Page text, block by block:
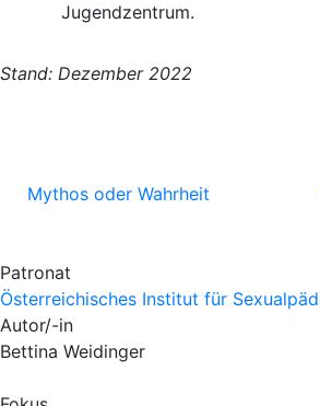
Jugendzentrum.
Stand: Dezember 2022
Mythos oder Wahrheit
Patronat
Österreichisches Institut für
Autor/-in
Bettina Weidinger